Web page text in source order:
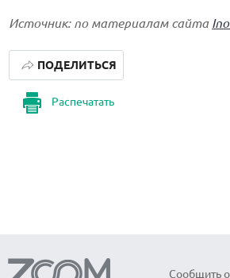
Источник: по материалам сайта
Распечатать
ПОДЕЛИТЬСЯ
Сообщить